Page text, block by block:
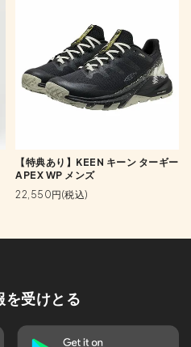
【特典あり】KEEN キーン ターギー
APEX WP メンズ
22,550円(税込)
を受けとる